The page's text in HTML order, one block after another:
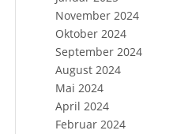
November 2024
Oktober 2024
September 2024
August 2024
Mai 2024
April 2024
Februar 2024